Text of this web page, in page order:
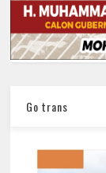
Go trans